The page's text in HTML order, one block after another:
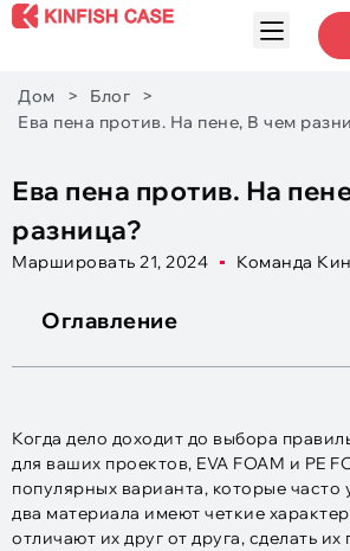
Дом > Блог
>
Ева пена против. На пене, В чем
Ева пена против. На
разница?
Маршировать 21, 2024 Команда
Оглавление
Когда дело доходит до выбора
для ваших проектов, EVA FOAM и PE
популярных варианта, которые часто
два материала имеют четкие
отличают их друг от друга, сделать